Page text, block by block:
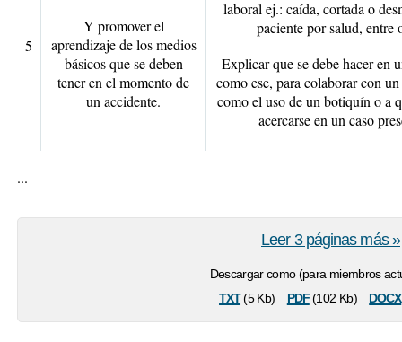
5
Y promover el
aprendizaje de los medios
básicos que se deben
tener en el momento de
un accidente.
laboral ej.: caída, cortada o
paciente por salud, entre
Explicar que se debe hacer en
como ese, para colaborar con
como el uso de un botiquín o a
acercarse en un caso
...
Descargar como (para miembros
txt(5 Kb) pdf(102 Kb) docx
Leer 3 páginas más »